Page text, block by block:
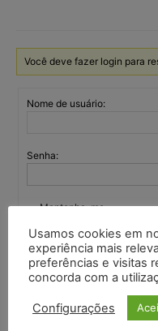
Você deve fazer login para
Nome de usuário:
Senha:
Mantenha-me
Confirme que você é
3 + 2 =
Usamos cookies em
experiência mais
preferências e visitas
concorda com a
Configurações